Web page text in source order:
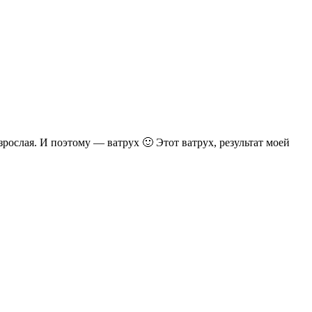
И поэтому — ватрух 🙂 Этот ватрух, результат моей